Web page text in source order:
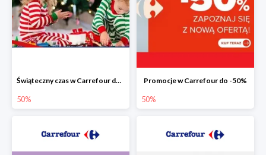
Świąteczny czas w Carrefour do -50%
50%
Promocje w Carrefour do -50%
50%